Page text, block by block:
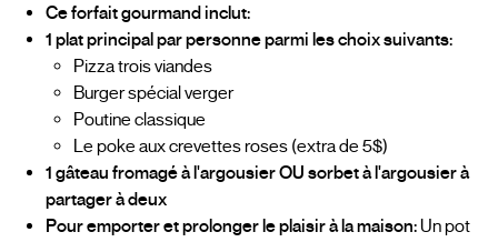
Ce forfait gourmand inclut:
1 plat principal par personne parmi les choix suivants:
Pizza trois viandes
Burger spécial verger
Poutine classique
Le poke aux crevettes roses (extra de 5$)
1 gâteau fromagé à l'argousier OU sorbet à l'argousier à
partager à deux
Pour emporter et prolonger le plaisir à la maison:Un pot